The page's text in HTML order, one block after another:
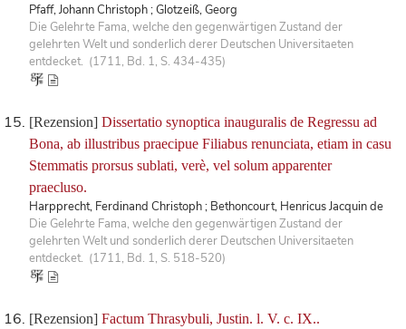
Pfaff, Johann Christoph ; Glotzeiß, Georg
Die Gelehrte Fama, welche den gegenwärtigen Zustand der
gelehrten Welt und sonderlich derer Deutschen Universitaeten
entdecket. (1711, Bd. 1, S. 434-435)
[Rezension] Dissertatio synoptica inauguralis de Regressu ad
Bona, ab illustribus praecipue Filiabus renunciata, etiam in casu
Stemmatis prorsus sublati, verè, vel solum apparenter
praecluso.
Harpprecht, Ferdinand Christoph ; Bethoncourt, Henricus Jacquin de
Die Gelehrte Fama, welche den gegenwärtigen Zustand der
gelehrten Welt und sonderlich derer Deutschen Universitaeten
entdecket. (1711, Bd. 1, S. 518-520)
[Rezension] Factum Thrasybuli, Justin. l. V. c. IX..